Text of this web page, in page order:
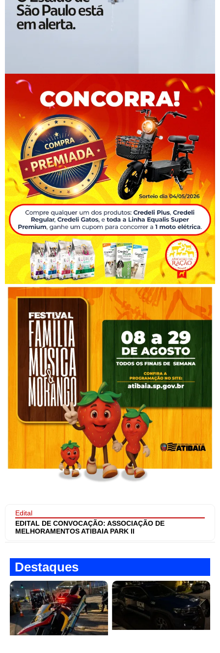
Edital
EDITAL DE CONVOCAÇÃO: ASSOCIAÇÃO DE
MELHORAMENTOS ATIBAIA PARK II
Destaques